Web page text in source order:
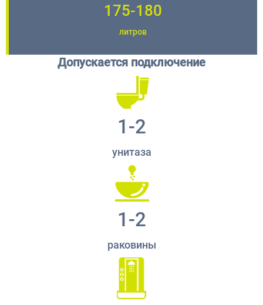
175-180
литров
Допускается подключение
1-2
унитаза
1-2
раковины